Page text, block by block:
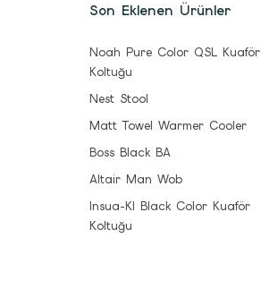
Son Eklenen Ürünler
Noah Pure Color QSL Kuaför
Koltuğu
Nest Stool
Matt Towel Warmer Cooler
Boss Black BA
Altair Man Wob
Insua-Kl Black Color Kuaför
Koltuğu